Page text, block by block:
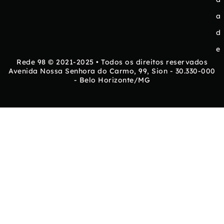
a
d
e
Rede 98 © 2021-2025 • Todos os direitos reservados
Avenida Nossa Senhora do Carmo, 99, Sion - 30.330-000
- Belo Horizonte/MG